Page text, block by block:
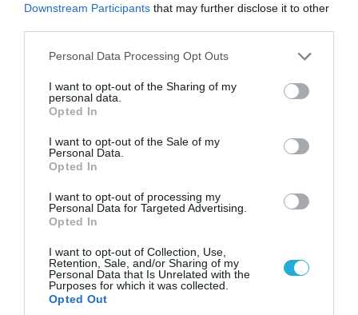
Downstream Participants that may further disclose it to other
Please note that this website/app uses one or more Google
not limited to your visit or usage behaviour. You may click to
grant or deny consent to Google and its third-party tags to
use your data for below specified purposes in below Google
consent section.
Personal Data Processing Opt Outs
I want to opt-out of the Sharing of my
personal data.
Opted In
I want to opt-out of the Sale of my
Personal Data.
Opted In
I want to opt-out of processing my
Personal Data for Targeted Advertising.
Opted In
I want to opt-out of Collection, Use,
Retention, Sale, and/or Sharing of my
Personal Data that Is Unrelated with the
Purposes for which it was collected.
Opted Out
06.08.2026 | 14:02
Αθήνα: Απομακρύνθηκαν παράνομα
αντικείμενα από κοινόχρηστους χώρους